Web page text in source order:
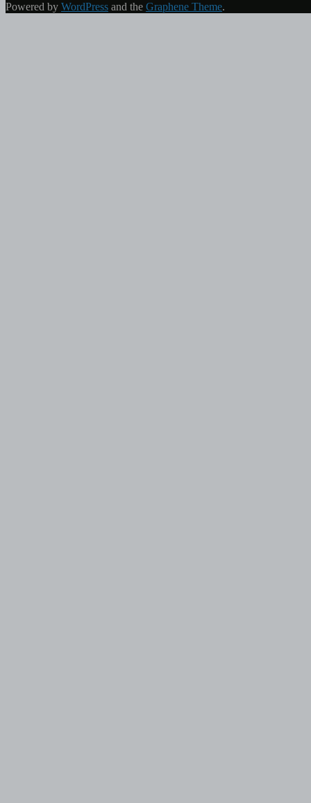
Powered by WordPress and the Graphene Theme.